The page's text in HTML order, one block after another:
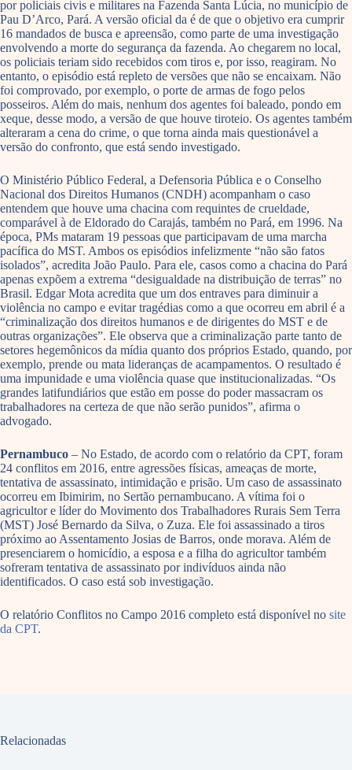
por policiais civis e militares na Fazenda Santa Lúcia, no município de
Pau D’Arco, Pará. A versão oficial da é de que o objetivo era cumprir
16 mandados de busca e apreensão, como parte de uma investigação
envolvendo a morte do segurança da fazenda. Ao chegarem no local,
os policiais teriam sido recebidos com tiros e, por isso, reagiram. No
entanto, o episódio está repleto de versões que não se encaixam. Não
foi comprovado, por exemplo, o porte de armas de fogo pelos
posseiros. Além do mais, nenhum dos agentes foi baleado, pondo em
xeque, desse modo, a versão de que houve tiroteio. Os agentes também
alteraram a cena do crime, o que torna ainda mais questionável a
versão do confronto, que está sendo investigado.
O Ministério Público Federal, a Defensoria Pública e o Conselho
Nacional dos Direitos Humanos (CNDH) acompanham o caso
entendem que houve uma chacina com requintes de crueldade,
comparável à de Eldorado do Carajás, também no Pará, em 1996. Na
época, PMs mataram 19 pessoas que participavam de uma marcha
pacífica do MST. Ambos os episódios infelizmente “não são fatos
isolados”, acredita João Paulo. Para ele, casos como a chacina do Pará
apenas expõem a extrema “desigualdade na distribuição de terras” no
Brasil. Edgar Mota acredita que um dos entraves para diminuir a
violência no campo e evitar tragédias como a que ocorreu em abril é a
“criminalização dos direitos humanos e de dirigentes do MST e de
outras organizações”. Ele observa que a criminalização parte tanto de
setores hegemônicos da mídia quanto dos próprios Estado, quando, por
exemplo, prende ou mata lideranças de acampamentos. O resultado é
uma impunidade e uma violência quase que institucionalizadas. “Os
grandes latifundiários que estão em posse do poder massacram os
trabalhadores na certeza de que não serão punidos”, afirma o
advogado.
Pernambuco – No Estado, de acordo com o relatório da CPT, foram
24 conflitos em 2016, entre agressões físicas, ameaças de morte,
tentativa de assassinato, intimidação e prisão. Um caso de assassinato
ocorreu em Ibimirim, no Sertão pernambucano. A vítima foi o
agricultor e líder do Movimento dos Trabalhadores Rurais Sem Terra
(MST) José Bernardo da Silva, o Zuza. Ele foi assassinado a tiros
próximo ao Assentamento Josias de Barros, onde morava. Além de
presenciarem o homicídio, a esposa e a filha do agricultor também
sofreram tentativa de assassinato por indivíduos ainda não
identificados. O caso está sob investigação.
O relatório Conflitos no Campo 2016 completo está disponível no site
da CPT.
Relacionadas